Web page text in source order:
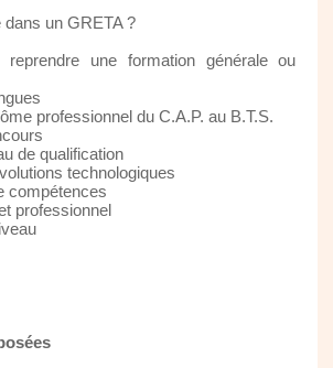
un GRETA ?
une formation générale ou
professionnel du C.A.P. au B.T.S.
de qualification
technologiques
compétences
professionnel